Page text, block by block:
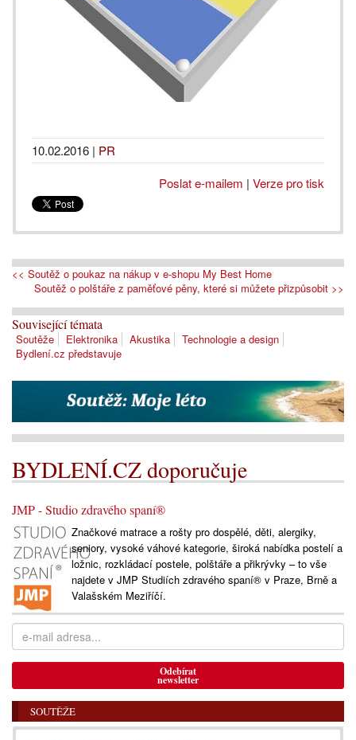
10.02.2016 | PR
Poslat e-mailem | Verze pro tisk
<< Soutěž o poukaz na nákup v e-shopu My Best Home
Soutěž o polštáře z paměťové pěny, které si můžete přizpůsobit >>
Související témata
Soutěže Elektronika Akustika
Technologie a design
Bydlení.cz představuje
BYDLENÍ.CZ doporučuje
JMP - Studio zdravého spaní®
Značkové matrace a rošty pro dospělé, děti, alergiky,
seniory, vysoké váhové kategorie, široká nabídka postelí a
ložnic, rozkládací postele, polštáře a přikrývky – to vše
najdete v JMP Studiích zdravého spaní® v Praze, Brně a
Valašském Meziříčí.
Odebírat
newsletter
SOUTĚŽE